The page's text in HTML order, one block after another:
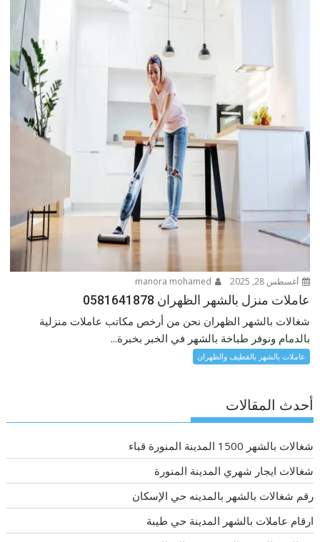
أغسطس 28, 2025
عاملات منزل بالشهر الظهران 0581641878
شغالات بالشهر الظهران نحن من أرخص مكاتب عاملات منزلية
بالدمام ونوفر طباخة بالشهر في الخبر بخبرة...
عاملات بالشهر بالقطيف والظهران
أحدث المقالات
شغالات بالشهر 1500 المدينة المنورة قباء
شغالات ايجار شهري المدينة المنورة
رقم شغالات بالشهر بالمدينه حي الإسكان
ارقام عاملات بالشهر المدينة حي طيبة